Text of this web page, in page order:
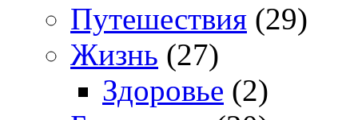
Путешествия (29)
Жизнь (27)
Здоровье (2)